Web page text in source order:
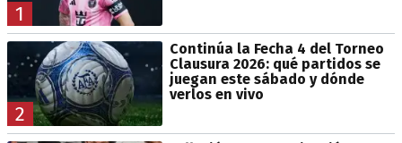
1
2
Continúa la Fecha 4 del Torneo
Clausura 2026: qué partidos se
juegan este sábado y dónde
verlos en vivo